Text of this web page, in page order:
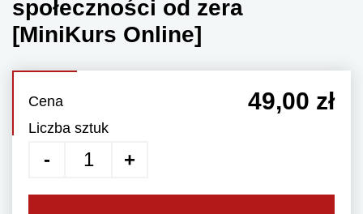
społeczności od zera
[MiniKurs Online]
Cena 49,00 zł
Liczba sztuk